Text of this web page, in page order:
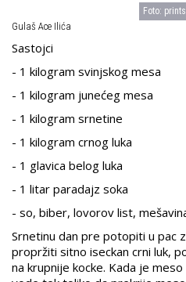
Foto:
Gulaš Ace Ilića
Sastojci
- 1 kilogram svinjskog mesa
- 1 kilogram junećeg mesa
- 1 kilogram srnetine
- 1 kilogram crnog luka
- 1 glavica belog luka
- 1 litar paradajz soka
- so, biber, lovorov list,
Srnetinu dan pre potopiti u pac
propržiti sitno iseckan crni luk,
na krupnije kocke. Kada je